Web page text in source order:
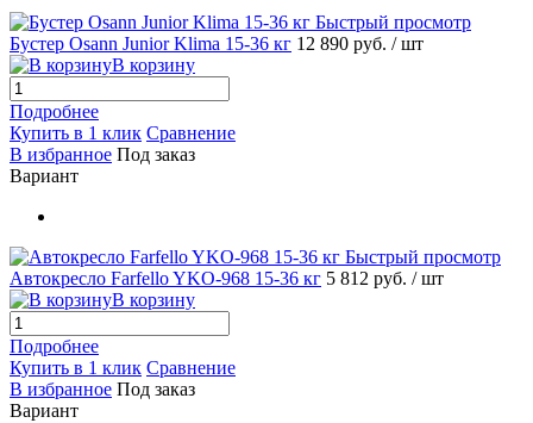
Быстрый просмотр
Бустер Osann Junior Klima 15-36 кг 12 890 руб. / шт
В корзину
Подробнее
Купить в 1 клик Сравнение
В избранное Под заказ
Вариант
Быстрый просмотр
Автокресло Farfello YKO-968 15-36 кг 5 812 руб. / шт
В корзину
Подробнее
Купить в 1 клик Сравнение
В избранное Под заказ
Вариант